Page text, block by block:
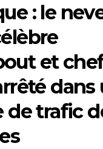
: le
et
dans
de trafic